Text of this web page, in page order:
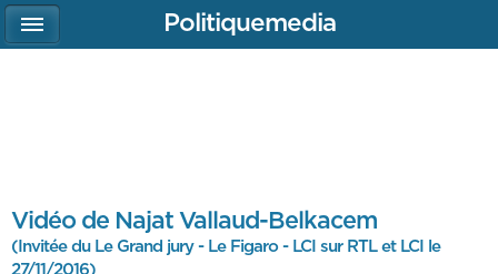
Vidéo de Najat Vallaud-Belkacem
(Invitée du Le Grand jury - Le Figaro - LCI sur RTL et LCI le
27/11/2016)
Politiquemedia